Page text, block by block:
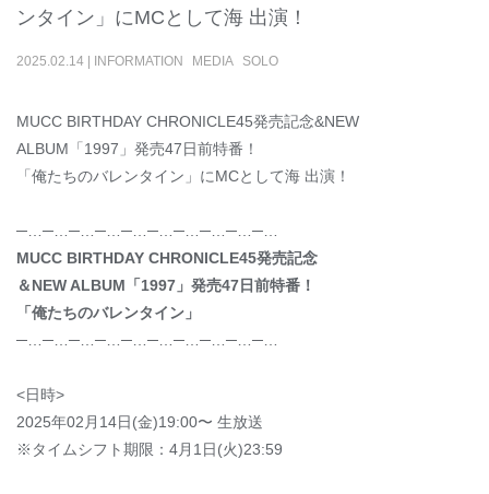
ンタイン」にMCとして海 出演！
2025.02.14 INFORMATION MEDIA SOLO
MUCC BIRTHDAY CHRONICLE45発売記念&NEW
ALBUM「1997」発売47日前特番！
「俺たちのバレンタイン」にMCとして海 出演！
─…─…─…─…─…─…─…─…─…─…
MUCC BIRTHDAY CHRONICLE45発売記念
＆NEW ALBUM「1997」発売47日前特番！
「俺たちのバレンタイン」
─…─…─…─…─…─…─…─…─…─…
<日時>
2025年02月14日(金)19:00〜 生放送
※タイムシフト期限：4月1日(火)23:59